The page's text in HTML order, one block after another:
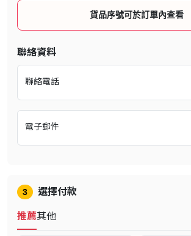
保用/保養條款
貨品序號可於訂單內查看
聯絡資料
聯絡電話
電子郵件
3 選擇付款
推薦其他